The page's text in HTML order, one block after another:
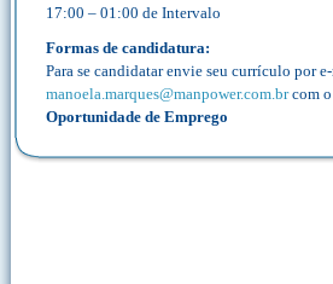
17:00 – 01:00 de Intervalo
Formas de candidatura:
Para se candidatar envie seu currículo por
manoela.marques@manpower.com.brcom o
Oportunidade de Emprego